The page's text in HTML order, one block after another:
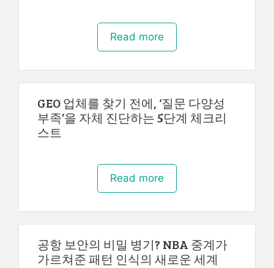
Read more
GEO 업체를 찾기 전에, ‘질문 다양성
부족’을 자체 진단하는 5단계 체크리
스트
Read more
공항 보안의 비밀 병기? NBA 중계가
가르쳐준 패턴 인식의 새로운 세계